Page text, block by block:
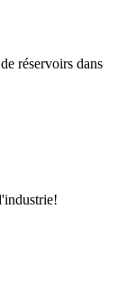
réservoirs dans